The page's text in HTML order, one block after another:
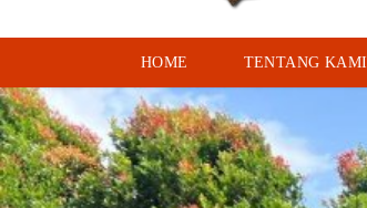
HOME TENTANG KAMI